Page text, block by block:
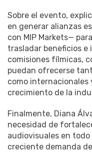
Sobre el evento,
en generar alianzas
con MIP Markets—
trasladar beneficios e
comisiones fílmicas,
puedan ofrecerse
como internacionales
crecimiento de la
Finalmente, Diana
necesidad de
audiovisuales en
creciente demanda